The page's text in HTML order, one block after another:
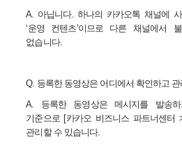
A. 아닙니다.하나의 카카오톡 채널에
‘운영 컨텐츠’이므로
다른 채널에서
없습니다.
Q. 등록한 동영상은 어디에서 확인하고
A. 등록한 동영상은 메시지를 발송
기준으로[카카오 비즈니스 파트너센터
관리할 수 있습니다.